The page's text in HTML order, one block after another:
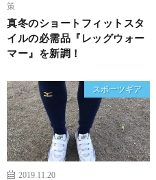
策
真冬のショートフィットスタ
イルの必需品『レッグウォー
マー』を新調！
スポーツギア
2019.11.20